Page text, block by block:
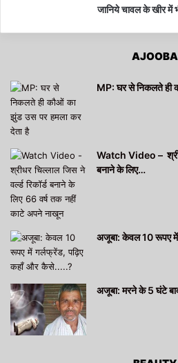
जानिये चावल के खीर में
AJOOBA
MP: घर से निकलते ही
Watch Video –
बनाने के लिए…
अजूबा: केवल 10 रूपए
अजूबा: मरने के 5 घंटे